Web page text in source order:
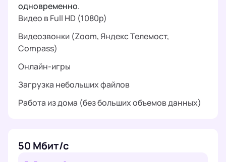
одновременно.
Видео в Full HD (1080p)
Видеозвонки (Zoom, Яндекс Телемост,
Compass)
Онлайн-игры
Загрузка небольших файлов
Работа из дома (без больших объемов данных)
50 Мбит/с